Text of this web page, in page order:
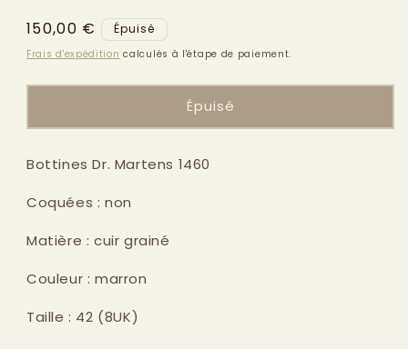
Prix
habituel
150,00 € Épuisé
Frais d'expédition calculés à l'étape de paiement.
Épuisé
Bottines Dr. Martens 1460
Coquées : non
Matière : cuir grainé
Couleur : marron
Taille : 42 (8UK)